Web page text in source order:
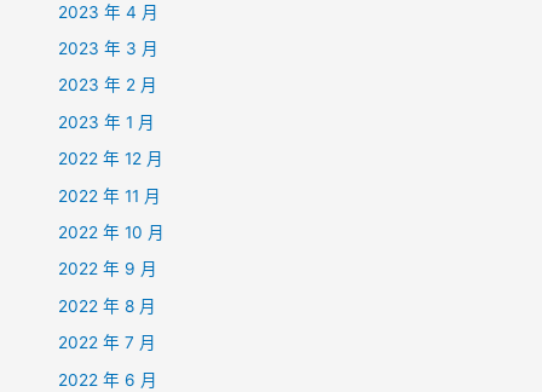
2023 年 4 月
2023 年 3 月
2023 年 2 月
2023 年 1 月
2022 年 12 月
2022 年 11 月
2022 年 10 月
2022 年 9 月
2022 年 8 月
2022 年 7 月
2022 年 6 月